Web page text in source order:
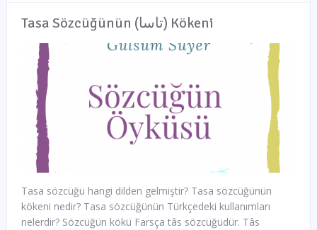
Tasa Sözcüğünün (تاسا) Kökeni
Tasa sözcüğü hangi dilden gelmiştir? Tasa sözcüğünün
kökeni nedir? Tasa sözcüğünün Türkçedeki kullanımları
nelerdir? Sözcüğün kökü Farsça tâs sözcüğüdür. Tâs